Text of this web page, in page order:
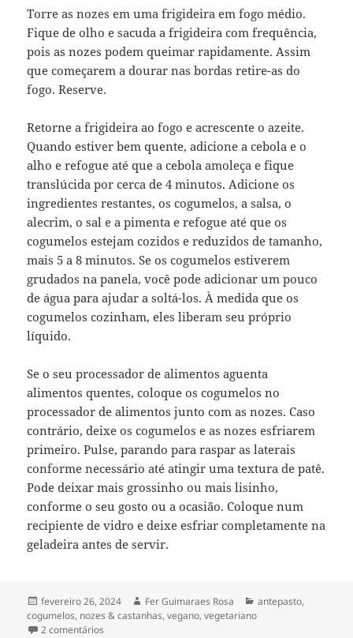
Torre as nozes em uma frigideira em fogo médio.
Fique de olho e sacuda a frigideira com frequência,
pois as nozes podem queimar rapidamente. Assim
que começarem a dourar nas bordas retire-as do
fogo. Reserve.
Retorne a frigideira ao fogo e acrescente o azeite.
Quando estiver bem quente, adicione a cebola e o
alho e refogue até que a cebola amoleça e fique
translúcida por cerca de 4 minutos. Adicione os
ingredientes restantes, os cogumelos, a salsa, o
alecrim, o sal e a pimenta e refogue até que os
cogumelos estejam cozidos e reduzidos de tamanho,
mais 5 a 8 minutos. Se os cogumelos estiverem
grudados na panela, você pode adicionar um pouco
de água para ajudar a soltá-los. À medida que os
cogumelos cozinham, eles liberam seu próprio
líquido.
Se o seu processador de alimentos aguenta
alimentos quentes, coloque os cogumelos no
processador de alimentos junto com as nozes. Caso
contrário, deixe os cogumelos e as nozes esfriarem
primeiro. Pulse, parando para raspar as laterais
conforme necessário até atingir uma textura de patê.
Pode deixar mais grossinho ou mais lisinho,
conforme o seu gosto ou a ocasião. Coloque num
recipiente de vidro e deixe esfriar completamente na
geladeira antes de servir.
Publicado
em
fevereiro 26, 2024 Autor
Fer Guimaraes Rosa Categorias
antepasto,
cogumelos, nozes & castanhas,vegano,vegetariano
2 comentários